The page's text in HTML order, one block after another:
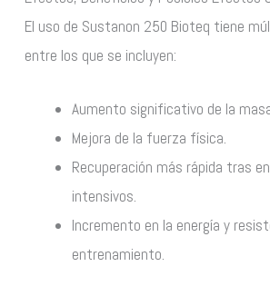
El uso de Sustanon 250 Bioteq tiene
entre los que se incluyen:
Aumento significativo de la
Mejora de la fuerza física.
Recuperación más rápida tras
intensivos.
Incremento en la energía y
entrenamiento.